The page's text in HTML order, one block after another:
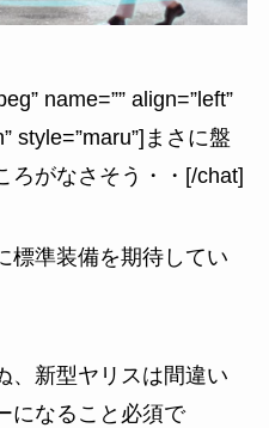
name=”” align=”left”
style=”maru”]まさに盤
ろがなさそう・・[/chat]
標準装備を期待してい
、新型ヤリスは間違い
になること必須で